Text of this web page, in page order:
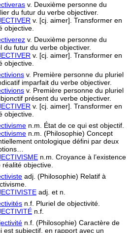
v. Deuxième personne du
du futur du verbe objectiver.
v. [cj. aimer]. Transformer en
objective.
v. Deuxième personne du
du futur du verbe objectiver.
v. [cj. aimer]. Transformer en
objective.
v. Première personne du pluriel
imparfait du verbe objectiver.
v. Première personne du pluriel
présent du verbe objectiver.
v. [cj. aimer]. Transformer en
objective.
n.m. État de ce qui est objectif.
n.m. (Philosophie) Concept
ontologique défini par deux
n.m. Croyance à l’existence
réalité objective.
adj. (Philosophie) Relatif à
adj. et n.
n.f. Pluriel de objectivité.
n.f.
n.f. (Philosophie) Caractère de
est subjectif, en rapport avec un